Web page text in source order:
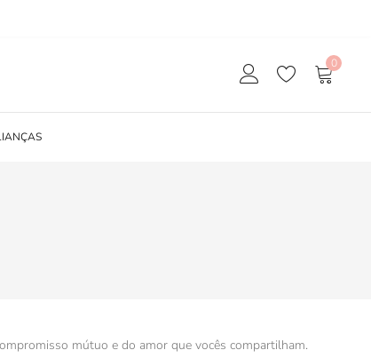
0
mútuo e do amor que vocês compartilham.